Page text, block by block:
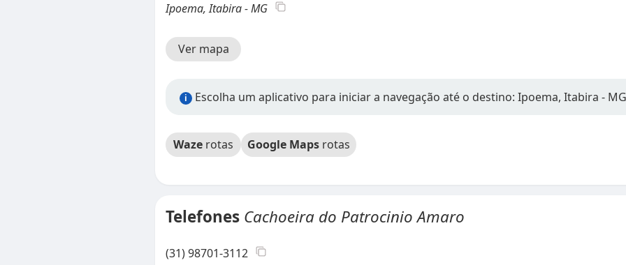
Ipoema, Itabira - MG
Ver mapa
i Escolha um aplicativo para iniciar a navegação até o destino: Ipoema, Itabira - MG
Waze rotas Google Maps rotas
Telefones Cachoeira do Patrocinio Amaro
(31) 98701-3112